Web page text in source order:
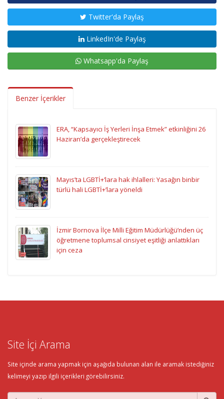
Twitter'da Paylaş
LinkedIn'de Paylaş
Whatsapp'da Paylaş
Benzer İçerikler
ERA, “Kapsayıcı İş Yerleri İnşa Etmek” etkinliğini 26
Haziran’da gerçekleştirecek
Mayıs’ta LGBTİ+’lara hak ihlalleri: Yasağın binbir
türlü hali LGBTİ+’lara yöneldi
İzmir Bornova İlçe Milli Eğitim Müdürlüğü’nden üç
öğretmene toplumsal cinsiyet eşitliği anlattıkları
için ceza
Site İçi Arama
Site içinde arama yapmak için aşağıda bulunan alan ile aramak istediğiniz
kelimeyi yazıp ilgili içerikleri görebilirsiniz.